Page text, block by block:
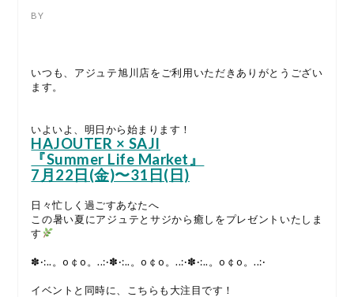
いつも、アジュテ旭川店をご利用いただきありがとうござい
ます。
いよいよ、明日から始まります！
HAJOUTER × SAJI
『Summer Life Market』
7月22日(金)〜31日(日)
日々忙しく過ごすあなたへ
この暑い夏にアジュテとサジから癒しをプレゼントいたしま
す
✽·:..。o￠o。..:·✽·:..。o￠o。..:·✽·:..。o￠o。..:·
イベントと同時に、こちらも大注目です！